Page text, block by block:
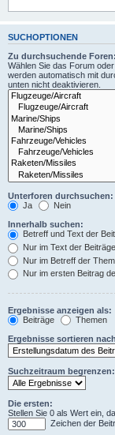
SUCHOPTIONEN
Zu durchsuchende Foren:
Wählen Sie das Forum
werden automatisch mit
unten nicht deaktivieren.
Unterforen durchsuchen:
Ja
Nein
Innerhalb suchen:
Betreff und Text der
Nur im Text der Beiträge
Nur im Betreff der
Nur im ersten Beitrag
Ergebnisse anzeigen als:
Beiträge
Themen
Ergebnisse sortieren
Suchzeitraum begrenzen:
Die ersten:
Stellen Sie 0 als Wert ein,
Zeichen der